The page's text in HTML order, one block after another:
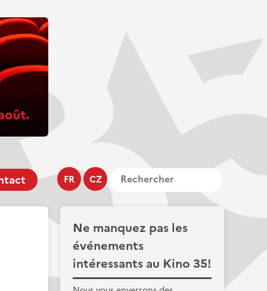
FR CZ
Ne manquez pas les
événements
intéressants au Kino 35!